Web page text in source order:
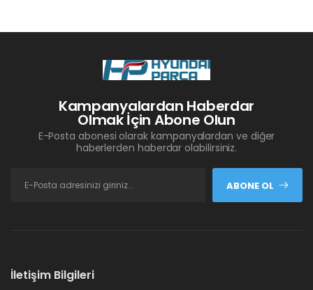
Kampanyalardan Haberdar
Olmak İçin Abone Olun
E-Posta abonesi olarak kampanyalardan ve diğer
haberlerden haberdar olabilirsiniz.
ABONE OL
İletişim Bilgileri